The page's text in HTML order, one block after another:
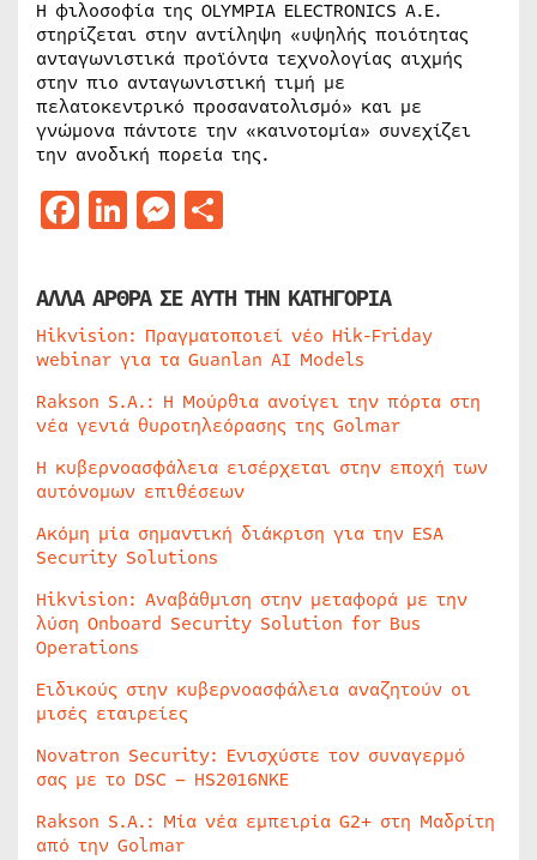
Η φιλοσοφία της OLYMPIA ELECTRONICS A.E.
στηρίζεται στην αντίληψη «υψηλής ποιότητας
ανταγωνιστικά προϊόντα τεχνολογίας αιχμής
στην πιο ανταγωνιστική τιμή με
πελατοκεντρικό προσανατολισμό» και με
γνώμονα πάντοτε την «καινοτομία» συνεχίζει
την ανοδική πορεία της.
Facebook
LinkedIn
Messenger
ΑΛΛΑ ΑΡΘΡΑ ΣΕ ΑΥΤΗ ΤΗΝ ΚΑΤΗΓΟΡΙΑ
Hikvision: Πραγματοποιεί νέο Hik-Friday
webinar για τα Guanlan AI Models
Rakson S.A.: Η Μούρθια ανοίγει την πόρτα στη
νέα γενιά θυροτηλεόρασης της Golmar
Η κυβερνοασφάλεια εισέρχεται στην εποχή των
αυτόνομων επιθέσεων
Ακόμη μία σημαντική διάκριση για την ESA
Security Solutions
Hikvision: Αναβάθμιση στην μεταφορά με την
λύση Onboard Security Solution for Bus
Operations
Ειδικούς στην κυβερνοασφάλεια αναζητούν οι
μισές εταιρείες
Novatron Security: Ενισχύστε τον συναγερμό
σας με το DSC – HS2016NKE
Rakson S.A.: Μία νέα εμπειρία G2+ στη Μαδρίτη
από την Golmar